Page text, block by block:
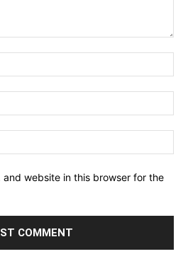
and website in this browser for the